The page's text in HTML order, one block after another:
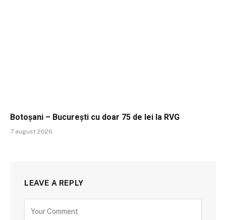
Botoșani – București cu doar 75 de lei la RVG
7 august 2026
LEAVE A REPLY